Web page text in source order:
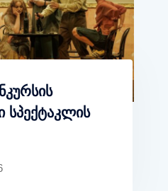
სპექტაკლის